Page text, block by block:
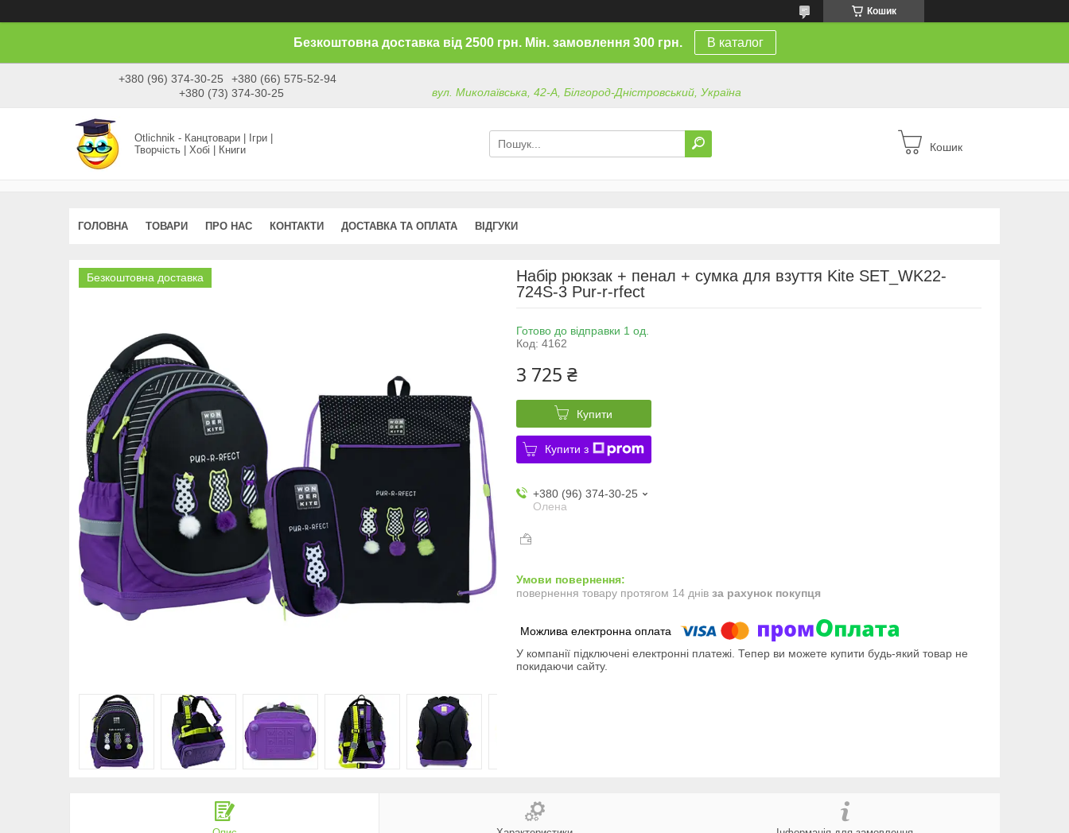
Кошик
Безкоштовна доставка від 2500 грн. Мін. замовлення 300 грн. В каталог
+380 (96) 374-30-25
+380 (66) 575-52-94
+380 (73) 374-30-25
вул. Миколаївська, 42-А, Білгород-Дністровський, Україна
Otlichnik - Канцтовари | Ігри |
Творчість | Хобі | Книги
Кошик
ГОЛОВНА ТОВАРИ ПРО НАС КОНТАКТИ ДОСТАВКА ТА ОПЛАТА ВІДГУКИ
Безкоштовна доставка
Набір рюкзак + пенал + сумка для взуття Kite SET_WK22-
724S-3 Pur-r-rfect
Готово до відправки 1 од.
Код: 4162
3 725 ₴
Купити
Купити з
+380 (96) 374-30-25
Олена
повернення товару протягом 14 днів за рахунок покупця
У компанії підключені електронні платежі. Тепер ви можете купити будь-який товар не
покидаючи сайту.